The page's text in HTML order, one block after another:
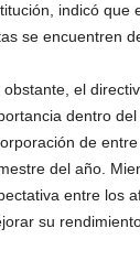
indicó que
se encuentren
obstante, el
dentro
de
del año.
entre los
su